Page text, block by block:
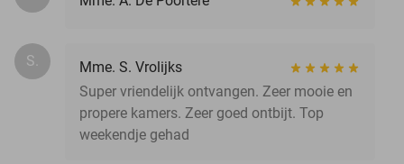
S.
Mme. S. Vrolijks
Super vriendelijk ontvangen. Zeer mooie en
propere kamers. Zeer goed ontbijt. Top
weekendje gehad